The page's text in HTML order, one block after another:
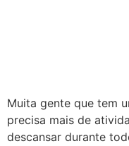
Muita gente que tem
precisa mais de
descansar durante